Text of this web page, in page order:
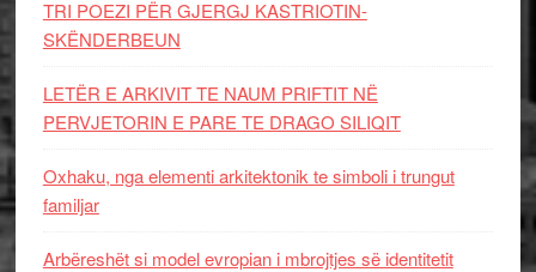
TRI POEZI PËR GJERGJ KASTRIOTIN-
SKËNDERBEUN
LETËR E ARKIVIT TE NAUM PRIFTIT NË
PERVJETORIN E PARE TE DRAGO SILIQIT
Oxhaku, nga elementi arkitektonik te simboli i trungut
familjar
Arbëreshët si model evropian i mbrojtjes së identitetit